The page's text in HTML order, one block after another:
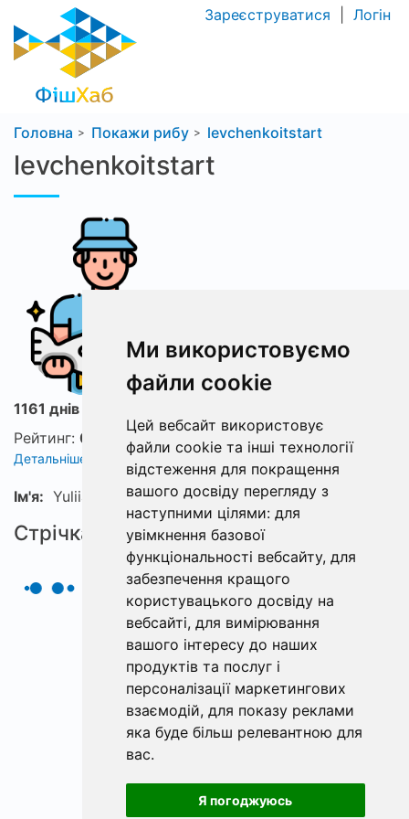
Ми використовуємо
файли cookie
Цей вебсайт використовує
файли cookie та інші технології
відстеження для покращення
вашого досвіду перегляду з
наступними цілями: для
увімкнення базової
функціональності вебсайту, для
забезпечення кращого
користувацького досвіду на
вебсайті, для вимірювання
вашого інтересу до наших
продуктів та послуг і
персоналізації маркетингових
взаємодій, для показу реклами
яка буде більш релевантною для
вас.
Я погоджуюсь
Зареєструватися Логін
Головна Покажи рибу levchenkoitstart
levchenkoitstart
1161 днів з ФішХаб
Рейтинг: 0
Детальніше про рейтинг
Ім'я: Yuliia
Стрічка